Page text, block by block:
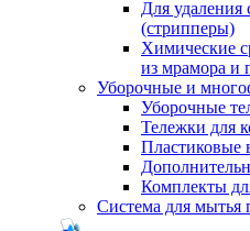
Для
(стрипперы)
Химические
из мрамора и
Уборочные и
Уборочные
Тележки для
Пластиковые
Комплекты
Система для мытья